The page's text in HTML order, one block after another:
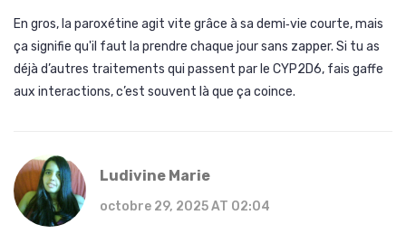
En gros, la paroxétine agit vite grâce à sa demi‑vie courte, mais
ça signifie qu'il faut la prendre chaque jour sans zapper. Si tu as
déjà d’autres traitements qui passent par le CYP2D6, fais gaffe
aux interactions, c’est souvent là que ça coince.
Ludivine Marie
octobre 29, 2025 AT 02:04